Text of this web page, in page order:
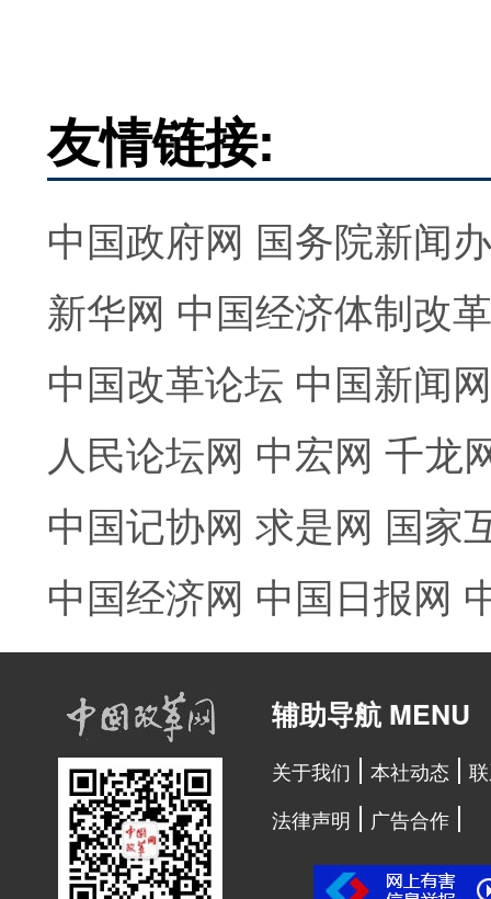
友情链接:
中国政府网 国务院新闻
新华网 中国经济体制改
中国改革论坛 中国新闻网
人民论坛网 中宏网 千龙
中国记协网 求是网 国家
中国经济网 中国日报网
辅助导航 MENU
关于我们 本社动态
法律声明
广告合作